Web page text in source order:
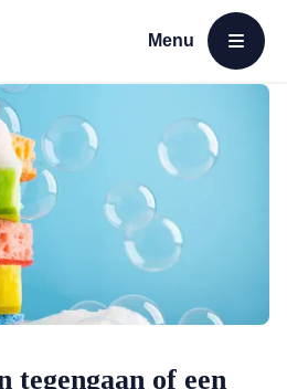
Menu
Open menu
tegengaan of een